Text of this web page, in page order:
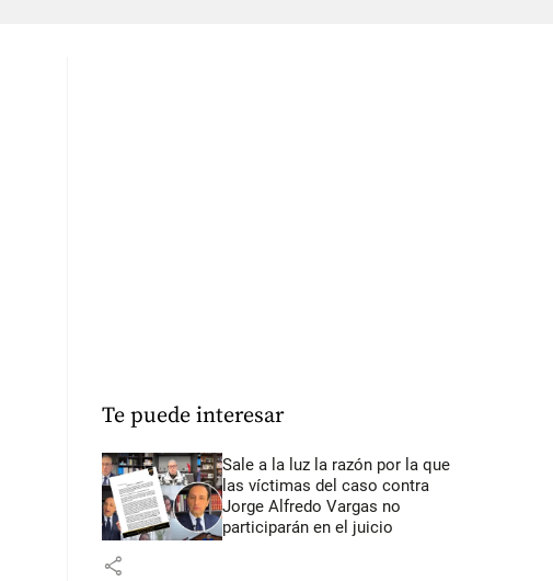
Te puede interesar
Sale a la luz la razón por la que
las víctimas del caso contra
Jorge Alfredo Vargas no
participarán en el juicio
share